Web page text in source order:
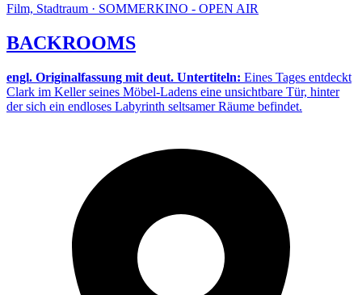
Film, Stadtraum · SOMMERKINO - OPEN AIR
BACKROOMS
engl. Originalfassung mit deut. Untertiteln: Eines Tages entdeckt
Clark im Keller seines Möbel-Ladens eine unsichtbare Tür, hinter
der sich ein endloses Labyrinth seltsamer Räume befindet.